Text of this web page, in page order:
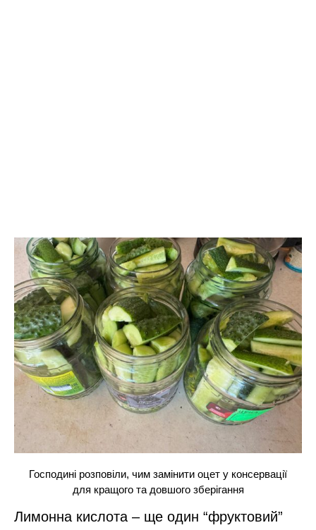
Господині розповіли, чим замінити оцет у консервації
для кращого та довшого зберігання
Лимонна кислота – ще один “фруктовий”